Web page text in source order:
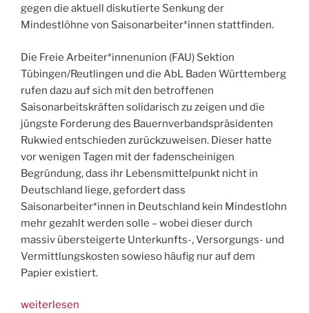
gegen die aktuell diskutierte Senkung der
Mindestlöhne von Saisonarbeiter*innen stattfinden.
Die Freie Arbeiter*innenunion (FAU) Sektion
Tübingen/Reutlingen und die AbL Baden Württemberg
rufen dazu auf sich mit den betroffenen
Saisonarbeitskräften solidarisch zu zeigen und die
jüngste Forderung des Bauernverbandspräsidenten
Rukwied entschieden zurückzuweisen. Dieser hatte
vor wenigen Tagen mit der fadenscheinigen
Begründung, dass ihr Lebensmittelpunkt nicht in
Deutschland liege, gefordert dass
Saisonarbeiter*innen in Deutschland kein Mindestlohn
mehr gezahlt werden solle – wobei dieser durch
massiv übersteigerte Unterkunfts-, Versorgungs- und
Vermittlungskosten sowieso häufig nur auf dem
Papier existiert.
„17.7.,
weiterlesen